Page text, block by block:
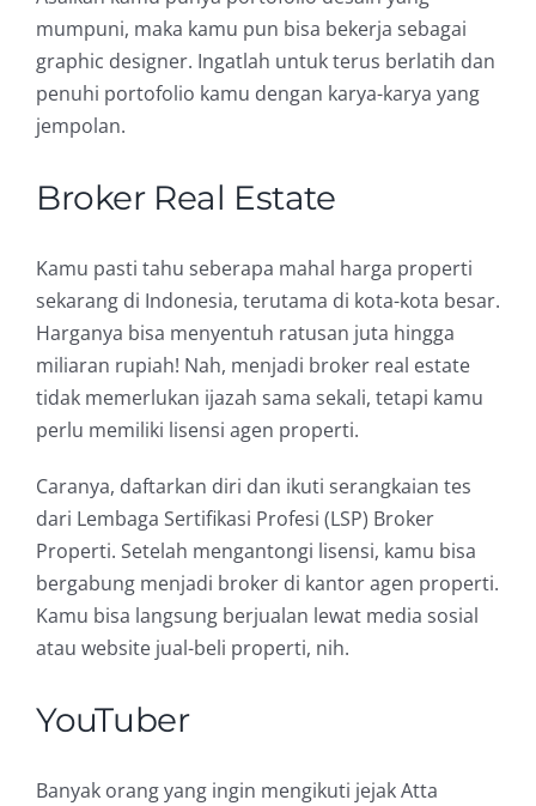
mumpuni, maka kamu pun bisa bekerja sebagai
graphic designer. Ingatlah untuk terus berlatih dan
penuhi portofolio kamu dengan karya-karya yang
jempolan.
Broker Real Estate
Kamu pasti tahu seberapa mahal harga properti
sekarang di Indonesia, terutama di kota-kota besar.
Harganya bisa menyentuh ratusan juta hingga
miliaran rupiah! Nah, menjadi broker real estate
tidak memerlukan ijazah sama sekali, tetapi kamu
perlu memiliki lisensi agen properti.
Caranya, daftarkan diri dan ikuti serangkaian tes
dari Lembaga Sertifikasi Profesi (LSP) Broker
Properti. Setelah mengantongi lisensi, kamu bisa
bergabung menjadi broker di kantor agen properti.
Kamu bisa langsung berjualan lewat media sosial
atau website jual-beli properti, nih.
YouTuber
Banyak orang yang ingin mengikuti jejak Atta